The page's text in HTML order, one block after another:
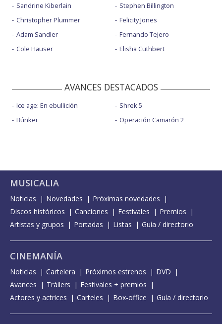
Sandrine Kiberlain
Christopher Plummer
Adam Sandler
Cole Hauser
Stephen Billington
Felicity Jones
Fernando Tejero
Elisha Cuthbert
AVANCES DESTACADOS
Ice age: En ebullición
Búnker
Shrek 5
Operación Camarón 2
MUSICALIA
Noticias Novedades
Próximas novedades
Discos históricos
Canciones Festivales
Premios
Artistas y grupos
Portadas Listas Guía / directorio
CINEMANÍA
Noticias Cartelera Próximos estrenos
DVD
Avances
Tráilers
Festivales + premios
Actores y actrices
Carteles Box-office Guía / directorio